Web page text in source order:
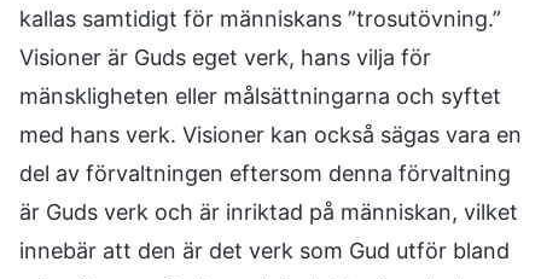
kallas samtidigt för människans ”trosutövning.”
Visioner är Guds eget verk, hans vilja för
mänskligheten eller målsättningarna och syftet
med hans verk. Visioner kan också sägas vara en
del av förvaltningen eftersom denna förvaltning
är Guds verk och är inriktad på människan, vilket
innebär att den är det verk som Gud utför bland